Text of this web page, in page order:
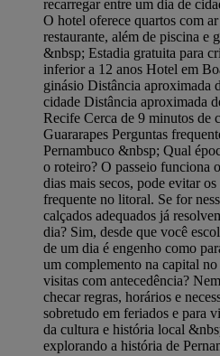
recarregar entre um dia de
O hotel oferece quartos com
restaurante, além de piscina e
&nbsp; Estadia gratuita para
inferior a 12 anos Hotel em
ginásio Distância aproximada
cidade Distância aproximada
Recife Cerca de 9 minutos de
Guararapes Perguntas
Pernambuco &nbsp; Qual
o roteiro? O passeio funciona
dias mais secos, pode evitar
frequente no litoral. Se for
calçados adequados já
dia? Sim, desde que você
de um dia é engenho como
um complemento na capital
visitas com antecedência?
checar regras, horários e
sobretudo em feriados e para
da cultura e história local
explorando a história de